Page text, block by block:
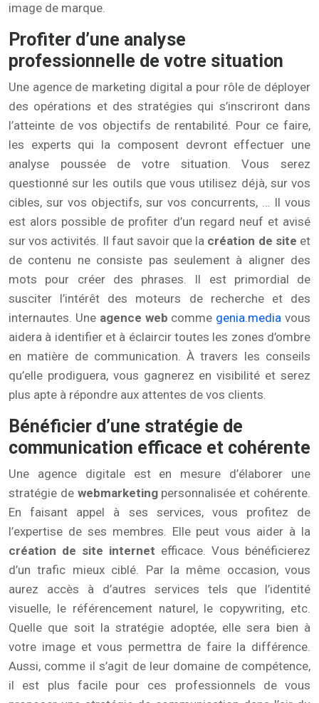
image de marque.
Profiter d’une analyse
professionnelle de votre situation
Une agence de marketing digital a pour rôle de déployer
des opérations et des stratégies qui s’inscriront dans
l’atteinte de vos objectifs de rentabilité. Pour ce faire,
les experts qui la composent devront effectuer une
analyse poussée de votre situation. Vous serez
questionné sur les outils que vous utilisez déjà, sur vos
cibles, sur vos objectifs, sur vos concurrents, … Il vous
est alors possible de profiter d’un regard neuf et avisé
sur vos activités. Il faut savoir que la création de site et
de contenu ne consiste pas seulement à aligner des
mots pour créer des phrases. Il est primordial de
susciter l’intérêt des moteurs de recherche et des
internautes. Une agence web comme genia.media vous
aidera à identifier et à éclaircir toutes les zones d’ombre
en matière de communication. À travers les conseils
qu’elle prodiguera, vous gagnerez en visibilité et serez
plus apte à répondre aux attentes de vos clients.
Bénéficier d’une stratégie de
communication efficace et cohérente
Une agence digitale est en mesure d’élaborer une
stratégie de webmarketingpersonnalisée et cohérente.
En faisant appel à ses services, vous profitez de
l’expertise de ses membres. Elle peut vous aider à la
création de site internet efficace. Vous bénéficierez
d’un trafic mieux ciblé. Par la même occasion, vous
aurez accès à d’autres services tels que l’identité
visuelle, le référencement naturel, le copywriting, etc.
Quelle que soit la stratégie adoptée, elle sera bien à
votre image et vous permettra de faire la différence.
Aussi, comme il s’agit de leur domaine de compétence,
il est plus facile pour ces professionnels de vous